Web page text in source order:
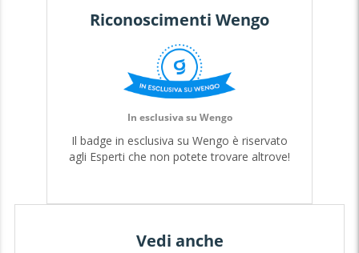
Riconoscimenti Wengo
In esclusiva su Wengo
Il badge in esclusiva su Wengo è riservato
agli Esperti che non potete trovare altrove!
Vedi anche